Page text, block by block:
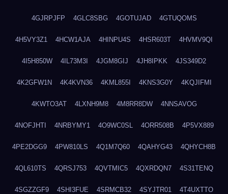
4GJRPJFP 4GLC8SBG 4GOTUJAD 4GTUQOMS
4H5VY3Z1 4HCW1AJA 4HINPU4S 4HSR603T 4HVMV9QI
4I5H850W 4IL73M3I 4JGM8GIJ 4JH8IPKK 4JS349D2
4K2GFW1N 4K4KVN36 4KML855I 4KNS3G0Y 4KQJIFMI
4KWTO3AT 4LXNH9M8 4M8RR8DW 4NNSAVOG
4NOFJHTI 4NRBYMY1 4O9WC0SL 4ORR508B 4P5VX889
4PE2DGG9 4PW810LS 4Q1M7Q60 4QAHYG43 4QHYCH8B
4QL610TS 4QRSJ753 4QVTMIC5 4QXRDQN7 4S31TENQ
4SGZZGF9 4SHI3FUE 4SRMCB32 4SYJTR01 4T4UXTTO